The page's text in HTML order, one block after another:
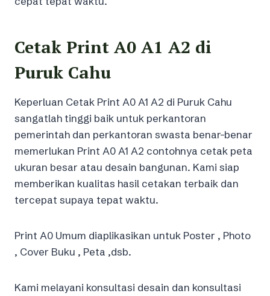
Cetak Print A0 A1 A2 di
Puruk Cahu
Keperluan Cetak Print A0 A1 A2 di Puruk Cahu
sangatlah tinggi baik untuk perkantoran
pemerintah dan perkantoran swasta benar-benar
memerlukan Print A0 A1 A2 contohnya cetak peta
ukuran besar atau desain bangunan. Kami siap
memberikan kualitas hasil cetakan terbaik dan
tercepat supaya tepat waktu.
Print A0 Umum diaplikasikan untuk Poster , Photo
, Cover Buku , Peta ,dsb.
Kami melayani konsultasi desain dan konsultasi